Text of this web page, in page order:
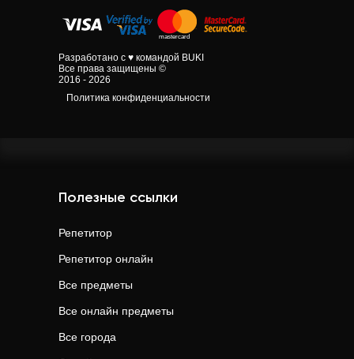
Разработано с ♥ командой BUKI
Все права защищены ©
2016 - 2026
Политика конфиденциальности
Полезные ссылки
Репетитор
Репетитор онлайн
Все предметы
Все онлайн предметы
Все города